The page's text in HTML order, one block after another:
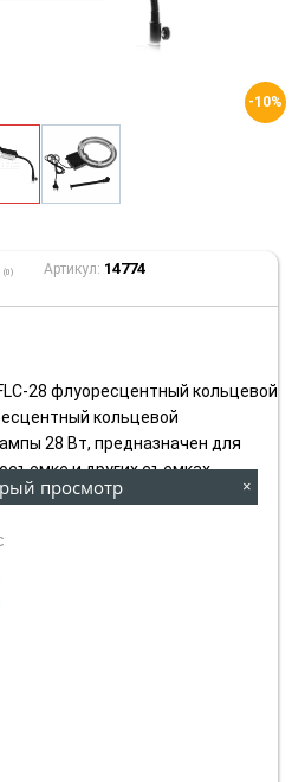
-10%
(0) Артикул: 14774
28 флуоресцентный кольцевой
кольцевой
28 Вт, предназначен для
и других съемках
просмотр ×